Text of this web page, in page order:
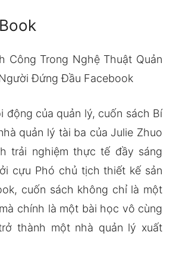
Công Trong Nghệ Thuật Quản
Đứng Đầu Facebook
động của quản lý, cuốn sách Bí
quản lý tài ba của Julie Zhuo
trải nghiệm thực tế đầy sáng
cựu Phó chủ tịch thiết kế sản
cuốn sách không chỉ là một
chính là một bài học vô cùng
thành một nhà quản lý xuất